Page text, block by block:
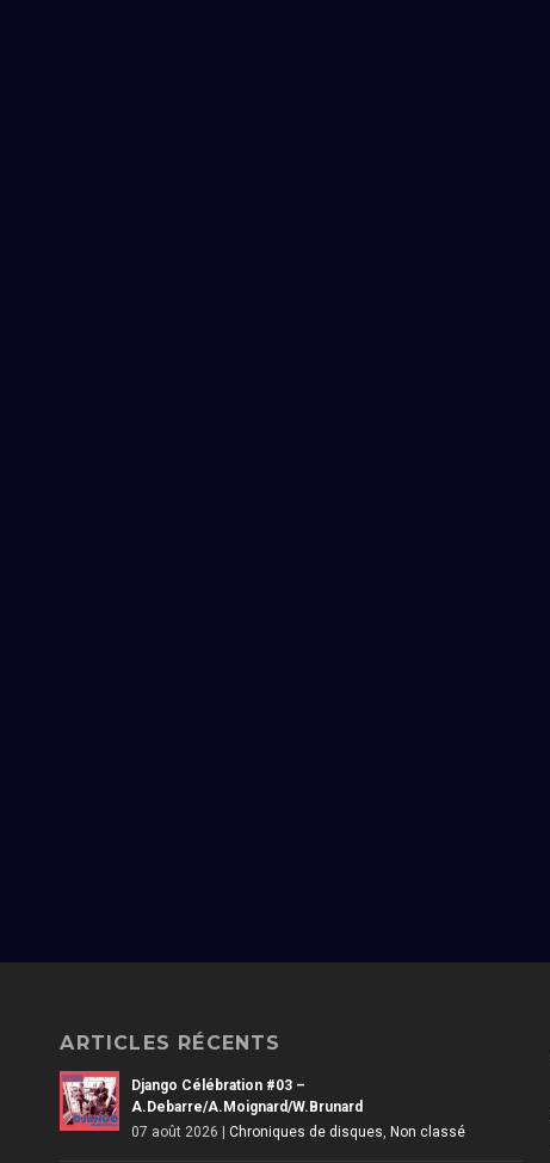
ARTICLES RÉCENTS
Django Célébration #03 –
A.Debarre/A.Moignard/W.Brunard
07 août 2026 |Chroniques de disques ,Non classé